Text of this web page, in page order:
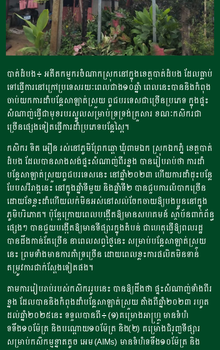
បាត់ដំបង៖ អតីតកម្មករចំណាកស្រុកនៅក្នុងខេត្តបាត់ដំបង ដែលធ្លាប់
ទៅធ្វើការនៅក្រៅប្រទេសរយៈពេលជាង១០ឆ្នាំ ពេលនេះបាននិងកំពុង
ចាប់យកការដាំបន្លែសាឡាត់ស្រួយ ពូជបរទេសជាច្រើនប្រភេទ ក្នុងផ្ទះ
សំណាញ់ធ្វើជាមុខរបរស្នូលសម្រាប់ទ្រទ្រង់គ្រួសារ ខណៈកសិករជា
ច្រើនផ្សេងទៀតធ្វើការដាំប្រភេទបន្លែស្ពៃ។
កសិករ ទិត អឿន រស់នៅភូមិព្រែកឆ្តោ ឃុំពាមឯក ស្រុកឯកភ្នំ ខេត្តបាត់
ដំបង​ ដែលបានសាងសង់ផ្ទះសំណាញ់ពីរខ្នង បានរៀបរាប់ថា ការដាំ
បន្លែសាឡាត់ស្រួយពូជបរទេសនេះ នៅឆ្នាំ២០២៣ ហើយការដាំដុះបន្លែ
បែបសរីរាង្គនេះ នៅក្នុងឆ្នាំទីមួយ និងឆ្នាំទី២ បានជួបការលំបាកច្រើន
ដោយខែខ្លះដាំហើយលក់មិនអស់នៅសល់ចែកចាយឱ្យបងប្អូននៅក្នុង
ភូមិបរិភោគ។ ប៉ុន្តែក្រោយពេលបង្កើតឱ្យមានសហគមន៍ ស្ថាប័នពាក់ព័ន្ធ
ផ្សេងៗ បានជួយបង្កើតឱ្យមានទីផ្សារក្នុងតំបន់ ជាហេតុធ្វើឱ្យពលរដ្ឋ
បានដឹងកាន់តែច្រើន នាពេលសព្វថ្ងៃនេះ សម្រាប់បន្លែសាឡាត់ស្រួយ
នេះ ព្រមទាំងមានការគាំទ្រច្រើន ដោយពេលខ្លះការផលិតមិនទាន់
តម្រូវការជាក់ស្តែងទៀតផង។
តាមការរៀបរាប់របស់កសិកររូបនេះ​ បានឱ្យដឹងថា ផ្ទះសំណាញ់ទាំងពីរ
ខ្នង ដែលបាននិងកំពុងដាំបន្លែសាឡាត់ស្រួយ តាំងពីឆ្នាំ២០២៣ រហូត
ដល់ឆ្នាំ២០២៥នេះ ទទួលបានពី៖ (១)គម្រោងអាហ្គ្រូ មានទំហំ
ទទឹង១០ម៉ែត្រ និងបណ្តោយ១០ម៉ែត្រ និង(២) គម្រោងជំរុញទីផ្សារ
សម្រាប់កសិកម្មខ្នាតតូច អេម (AIMs) មានទំហំទទឹង១០ម៉ែត្រ និង